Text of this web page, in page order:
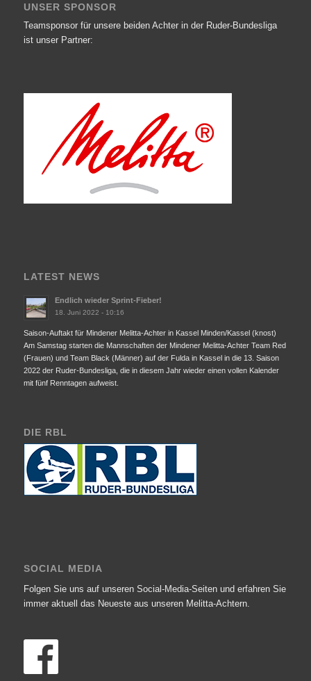
UNSER SPONSOR
Teamsponsor für unsere beiden Achter in der Ruder-Bundesliga
ist unser Partner:
LATEST NEWS
Endlich wieder Sprint-Fieber!
18. Juni 2022 - 10:16
Saison-Auftakt für Mindener Melitta-Achter in Kassel Minden/Kassel (knost)
Am Samstag starten die Mannschaften der Mindener Melitta-Achter Team Red
(Frauen) und Team Black (Männer) auf der Fulda in Kassel in die 13. Saison
2022 der Ruder-Bundesliga, die in diesem Jahr wieder einen vollen Kalender
mit fünf Renntagen aufweist.
DIE RBL
SOCIAL MEDIA
Folgen Sie uns auf unseren Social-Media-Seiten und erfahren Sie
immer aktuell das Neueste aus unseren Melitta-Achtern.